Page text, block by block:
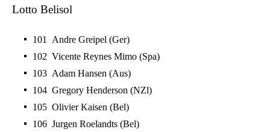
Lotto Belisol
101 Andre Greipel (Ger)
102 Vicente Reynes Mimo (Spa)
103 Adam Hansen (Aus)
104 Gregory Henderson (NZl)
105 Olivier Kaisen (Bel)
106 Jurgen Roelandts (Bel)